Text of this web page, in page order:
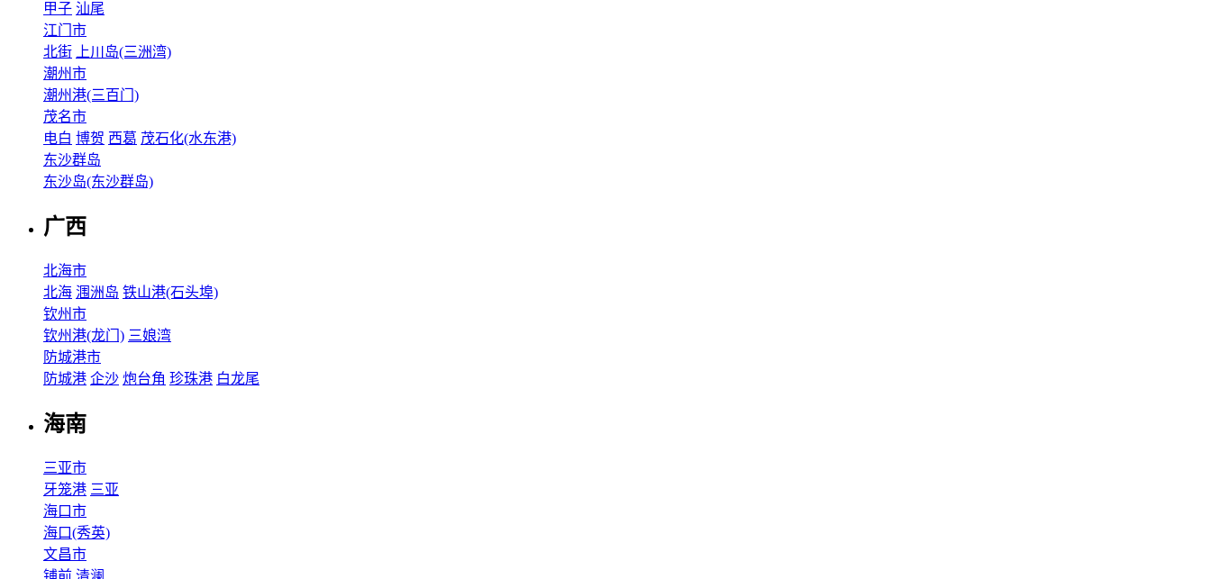
甲子 汕尾
江门市
北街
上川岛(三洲湾)
潮州市
潮州港(三百门)
茂名市
电白 博贺 西葛 茂石化(水东港)
东沙群岛
东沙岛(东沙群岛)
广西
北海市
北海 涠洲岛 铁山港(石头埠)
钦州市
钦州港(龙门) 三娘湾
防城港市
防城港 企沙 炮台角 珍珠港 白龙尾
海南
三亚市
牙笼港 三亚
海口市
海口(秀英)
文昌市
铺前 清澜